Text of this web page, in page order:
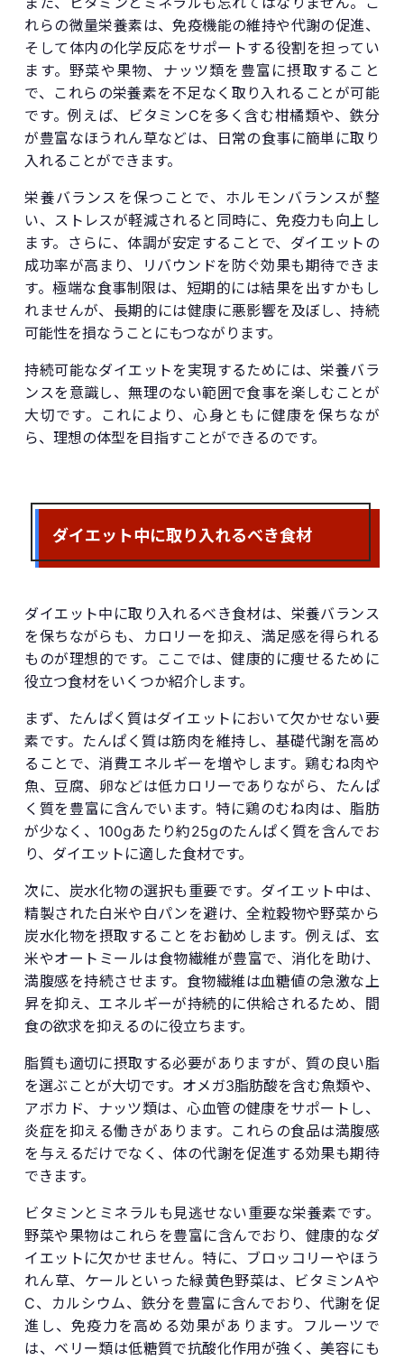
れらの微量栄養素は、免疫機能の維持や代謝の促進、
そして体内の化学反応をサポートする役割を担ってい
ます。野菜や果物、ナッツ類を豊富に摂取すること
で、これらの栄養素を不足なく取り入れることが可能
です。例えば、ビタミンCを多く含む柑橘類や、鉄分
が豊富なほうれん草などは、日常の食事に簡単に取り
入れることができます。
栄養バランスを保つことで、ホルモンバランスが整
い、ストレスが軽減されると同時に、免疫力も向上し
ます。さらに、体調が安定することで、ダイエットの
成功率が高まり、リバウンドを防ぐ効果も期待できま
す。極端な食事制限は、短期的には結果を出すかもし
れませんが、長期的には健康に悪影響を及ぼし、持続
可能性を損なうことにもつながります。
持続可能なダイエットを実現するためには、栄養バラ
ンスを意識し、無理のない範囲で食事を楽しむことが
大切です。これにより、心身ともに健康を保ちなが
ら、理想の体型を目指すことができるのです。
ダイエット中に取り入れるべき食材
ダイエット中に取り入れるべき食材は、栄養バランス
を保ちながらも、カロリーを抑え、満足感を得られる
ものが理想的です。ここでは、健康的に痩せるために
役立つ食材をいくつか紹介します。
まず、たんぱく質はダイエットにおいて欠かせない要
素です。たんぱく質は筋肉を維持し、基礎代謝を高め
ることで、消費エネルギーを増やします。鶏むね肉や
魚、豆腐、卵などは低カロリーでありながら、たんぱ
く質を豊富に含んでいます。特に鶏のむね肉は、脂肪
が少なく、100gあたり約25gのたんぱく質を含んでお
り、ダイエットに適した食材です。
次に、炭水化物の選択も重要です。ダイエット中は、
精製された白米や白パンを避け、全粒穀物や野菜から
炭水化物を摂取することをお勧めします。例えば、玄
米やオートミールは食物繊維が豊富で、消化を助け、
満腹感を持続させます。食物繊維は血糖値の急激な上
昇を抑え、エネルギーが持続的に供給されるため、間
食の欲求を抑えるのに役立ちます。
脂質も適切に摂取する必要がありますが、質の良い脂
を選ぶことが大切です。オメガ3脂肪酸を含む魚類や、
アボカド、ナッツ類は、心血管の健康をサポートし、
炎症を抑える働きがあります。これらの食品は満腹感
を与えるだけでなく、体の代謝を促進する効果も期待
できます。
ビタミンとミネラルも見逃せない重要な栄養素です。
野菜や果物はこれらを豊富に含んでおり、健康的なダ
イエットに欠かせません。特に、ブロッコリーやほう
れん草、ケールといった緑黄色野菜は、ビタミンAや
C、カルシウム、鉄分を豊富に含んでおり、代謝を促
進し、免疫力を高める効果があります。フルーツで
は、ベリー類は低糖質で抗酸化作用が強く、美容にも